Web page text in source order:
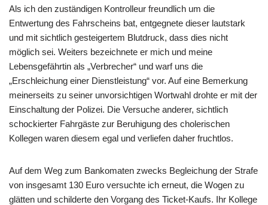
Als ich den zuständigen Kontrolleur freundlich um die
Entwertung des Fahrscheins bat, entgegnete dieser lautstark
und mit sichtlich gesteigertem Blutdruck, dass dies nicht
möglich sei. Weiters bezeichnete er mich und meine
Lebensgefährtin als „Verbrecher“ und warf uns die
„Erschleichung einer Dienstleistung“ vor. Auf eine Bemerkung
meinerseits zu seiner unvorsichtigen Wortwahl drohte er mit der
Einschaltung der Polizei. Die Versuche anderer, sichtlich
schockierter Fahrgäste zur Beruhigung des cholerischen
Kollegen waren diesem egal und verliefen daher fruchtlos.
Auf dem Weg zum Bankomaten zwecks Begleichung der Strafe
von insgesamt 130 Euro versuchte ich erneut, die Wogen zu
glätten und schilderte den Vorgang des Ticket-Kaufs. Ihr Kollege